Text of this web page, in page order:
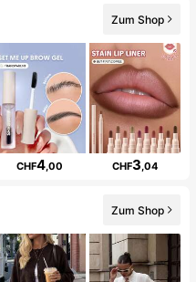
Zum Shop
CHF4,00 CHF3,04
Zum Shop